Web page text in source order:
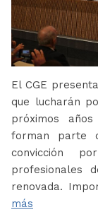
El CGE
que lucharán
próximos
forman parte
convicción
profesionales
renovada.
más